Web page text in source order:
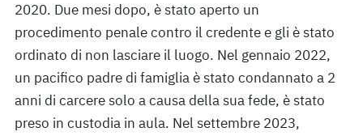
2020. Due mesi dopo, è stato aperto un
procedimento penale contro il credente e gli è stato
ordinato di non lasciare il luogo. Nel gennaio 2022,
un pacifico padre di famiglia è stato condannato a 2
anni di carcere solo a causa della sua fede, è stato
preso in custodia in aula. Nel settembre 2023,